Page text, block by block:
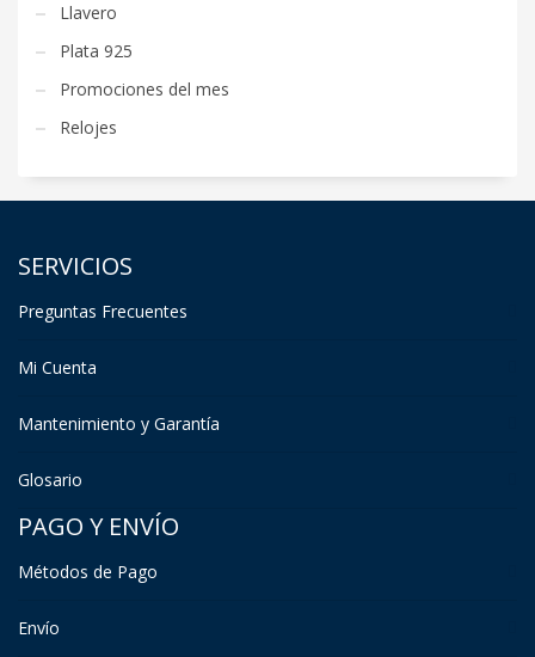
Llavero
Plata 925
Promociones del mes
Relojes
SERVICIOS
Preguntas Frecuentes
Mi Cuenta
Mantenimiento y Garantía
Glosario
PAGO Y ENVÍO
Métodos de Pago
Envío